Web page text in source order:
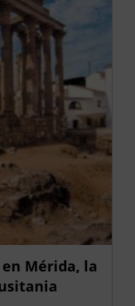
Mérida, la